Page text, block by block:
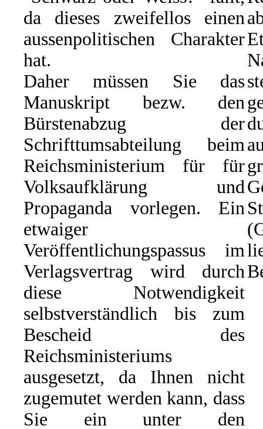
da dieses zweifellos einen
aussenpolitischen Charakter
hat.
Daher müssen Sie das
Manuskript bezw. den
Bürstenabzug der
Schrifttumsabteilung beim
Reichsministerium für für
Volksaufklärung und
Propaganda vorlegen. Ein
etwaiger
Veröffentlichungspassus im
Verlagsvertrag wird durch
diese Notwendigkeit
selbstverständlich bis zum
Bescheid des
Reichsministeriums
ausgesetzt, da Ihnen nicht
zugemutet werden kann, dass
Sie ein unter den